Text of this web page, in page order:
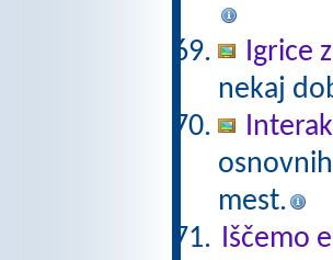
Igrice
nekaj
mest.
Iščemo